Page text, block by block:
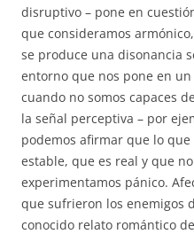
disruptivo – pone en
que consideramos
se produce una disonancia
entorno que nos pone en
cuando no somos capaces
la señal perceptiva – por
podemos afirmar que lo
estable, que es real y que
experimentamos pánico.
que sufrieron los enemigos
conocido relato romántico